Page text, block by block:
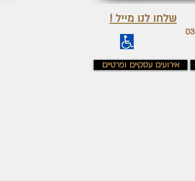
שלחו לנו מייל !
אירועים עסקיים ופרטיים